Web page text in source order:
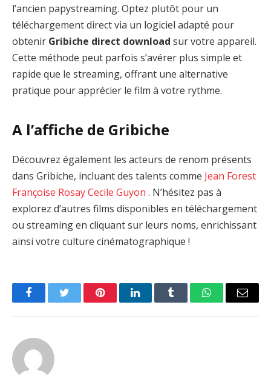
l’ancien papystreaming. Optez plutôt pour un
téléchargement direct via un logiciel adapté pour
obtenir Gribiche direct download sur votre appareil.
Cette méthode peut parfois s’avérer plus simple et
rapide que le streaming, offrant une alternative
pratique pour apprécier le film à votre rythme.
A l’affiche de Gribiche
Découvrez également les acteurs de renom présents
dans Gribiche, incluant des talents comme Jean Forest
Françoise RosayCecile Guyon . N’hésitez pas à
explorez d’autres films disponibles en téléchargement
ou streaming en cliquant sur leurs noms, enrichissant
ainsi votre culture cinématographique !
FacebookTwitter PinterestLinkedInTumblr WhatsAppEmail